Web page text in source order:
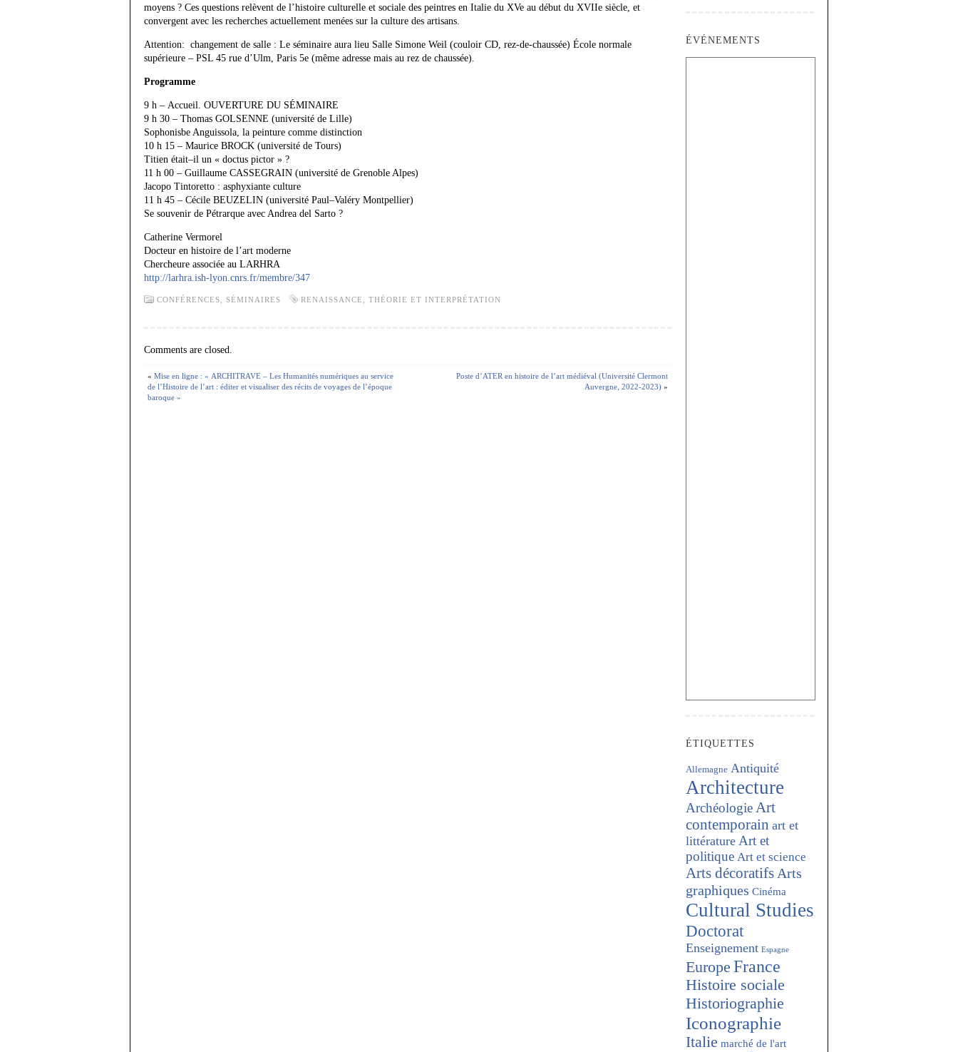
moyens ? Ces questions relèvent de l’histoire culturelle et sociale des peintres en Italie du XVe au début du XVIIe siècle, et
convergent avec les recherches actuellement menées sur la culture des artisans.
Attention: changement de salle : Le séminaire aura lieu Salle Simone Weil (couloir CD, rez-de-chaussée) École normale
supérieure – PSL 45 rue d’Ulm, Paris 5e (même adresse mais au rez de chaussée).
Programme
9 h – Accueil. OUVERTURE DU SÉMINAIRE
9 h 30 – Thomas GOLSENNE (université de Lille)
Sophonisbe Anguissola, la peinture comme distinction
10 h 15 – Maurice BROCK (université de Tours)
Titien était–il un « doctus pictor » ?
11 h 00 – Guillaume CASSEGRAIN (université de Grenoble Alpes)
Jacopo Tintoretto : asphyxiante culture
11 h 45 – Cécile BEUZELIN (université Paul–Valéry Montpellier)
Se souvenir de Pétrarque avec Andrea del Sarto ?
Catherine Vermorel
Docteur en histoire de l’art moderne
Chercheure associée au LARHRA
http://larhra.ish-lyon.cnrs.fr/membre/347
CONFÉRENCES, SÉMINAIRES RENAISSANCE THÉORIE ET INTERPRÉTATION
Comments are closed.
« Mise en ligne : « ARCHITRAVE – Les Humanités numériques au service
de l’Histoire de l’art : éditer et visualiser des récits de voyages de l’époque
baroque »
Poste d’ATER en histoire de l’art médiéval (Université Clermont
Auvergne, 2022-2023) »
ÉVÉNEMENTS
ÉTIQUETTES
Allemagne Antiquité
Architecture
Archéologie Art
contemporain art et
littérature Art et
politique Art et science
Arts décoratifs Arts
graphiques Cinéma
Cultural Studies
Doctorat
Enseignement Espagne
Europe France
Histoire sociale
Historiographie
Iconographie
Italie marché de l'art